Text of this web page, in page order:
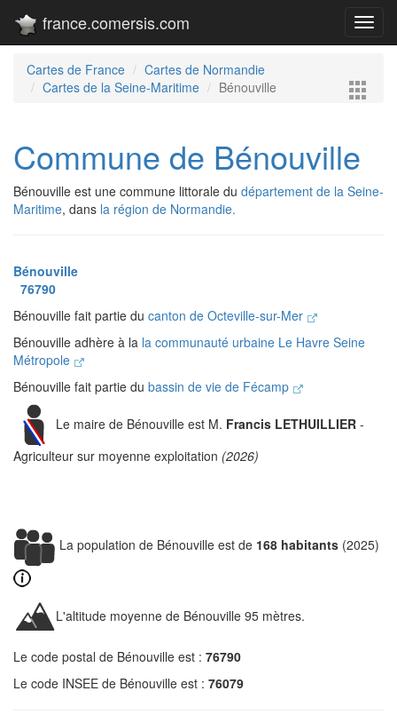
france.comersis.com
Cartes de France
Cartes de Normandie
Cartes de la Seine-Maritime
Bénouville
Commune de Bénouville
Bénouville est une commune littorale du département de la Seine-
Maritime, dans la région de Normandie.
Bénouville
76790
Bénouville fait partie du canton de Octeville-sur-Mer
Bénouville adhère à la la communauté urbaine Le Havre Seine
Métropole
Bénouville fait partie du bassin de vie de Fécamp
Le maire de Bénouville est M. Francis LETHUILLIER -
Agriculteur sur moyenne exploitation (2026)
La population de Bénouville est de 168 habitants (2025)
L'altitude moyenne de Bénouville 95 mètres.
Le code postal de Bénouville est : 76790
Le code INSEE de Bénouville est : 76079